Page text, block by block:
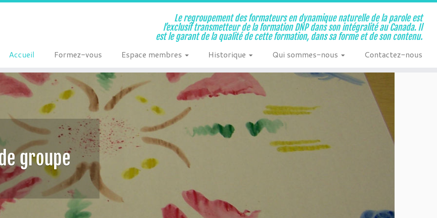
Le regroupement des formateurs en dynamique naturelle de la parole est
l’exclusif transmetteur de la formation DNP dans son intégralité au Canada. Il
est le garant de la qualité de cette formation, dans sa forme et de son contenu.
Accueil Formez-vous Espace membres Historique Qui sommes-nous Contactez-nous
groupe